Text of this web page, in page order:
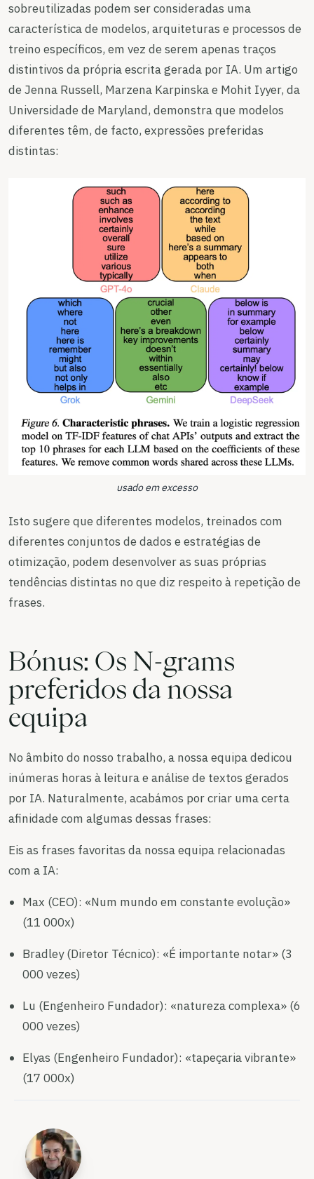
sobreutilizadas podem ser consideradas uma
característica de modelos, arquiteturas e processos de
treino específicos, em vez de serem apenas traços
distintivos da própria escrita gerada por IA. Um artigo
de Jenna Russell, Marzena Karpinska e Mohit Iyyer, da
Universidade de Maryland, demonstra que modelos
diferentes têm, de facto, expressões preferidas
distintas:
usado em excesso
Isto sugere que diferentes modelos, treinados com
diferentes conjuntos de dados e estratégias de
otimização, podem desenvolver as suas próprias
tendências distintas no que diz respeito à repetição de
frases.
Bónus: Os N-grams
preferidos da nossa
equipa
No âmbito do nosso trabalho, a nossa equipa dedicou
inúmeras horas à leitura e análise de textos gerados
por IA. Naturalmente, acabámos por criar uma certa
afinidade com algumas dessas frases:
Eis as frases favoritas da nossa equipa relacionadas
com a IA:
Max (CEO): «Num mundo em constante evolução»
(11 000x)
Bradley (Diretor Técnico): «É importante notar» (3
000 vezes)
Lu (Engenheiro Fundador): «natureza complexa» (6
000 vezes)
Elyas (Engenheiro Fundador): «tapeçaria vibrante»
(17 000x)